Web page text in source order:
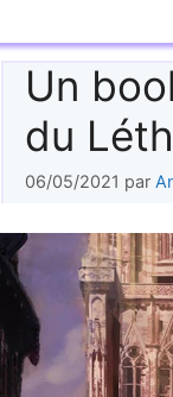
Un
du
06/05/2021 par